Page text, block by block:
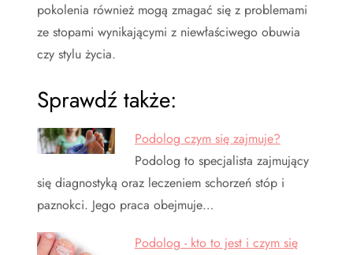
pokolenia również mogą zmagać się z problemami
ze stopami wynikającymi z niewłaściwego obuwia
czy stylu życia.
Sprawdź także:
Podolog czym się zajmuje?
Podolog to specjalista zajmujący
się diagnostyką oraz leczeniem schorzeń stóp i
paznokci. Jego praca obejmuje…
Podolog - kto to jest i czym się